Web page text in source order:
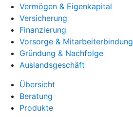
Vermögen & Eigenkapital
Versicherung
Finanzierung
Vorsorge & Mitarbeiterbindung
Gründung & Nachfolge
Auslandsgeschäft
Übersicht
Beratung
Produkte